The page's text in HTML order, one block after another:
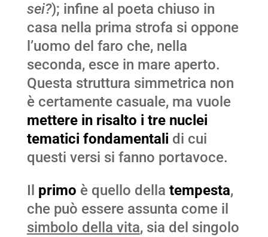
sei?); infine al poeta chiuso in
casa nella prima strofa si oppone
l’uomo del faro che, nella
seconda, esce in mare aperto.
Questa struttura simmetrica non
è certamente casuale, ma vuole
mettere in risalto i tre nuclei
tematici fondamentali di cui
questi versi si fanno portavoce.
Il primo è quello della tempesta,
che può essere assunta come il
simbolo della vita, sia del singolo